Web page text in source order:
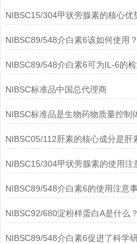
NIBSC89/548介白素6该如何使用？
NIBSC标准品中国总代理商
NIBSC89/548介白素6的使用注意
NIBSC92/680淀粉样蛋白A是什么？